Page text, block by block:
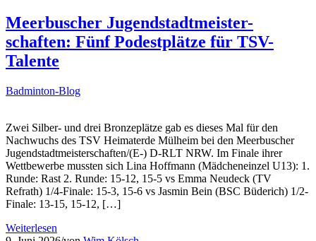
Meerbuscher Jugendstadtmeister-
schaften: Fünf Podestplätze für TSV-
Talente
Badminton-Blog
Zwei Silber- und drei Bronzeplätze gab es dieses Mal für den
Nachwuchs des TSV Heimaterde Mülheim bei den Meerbuscher
Jugendstadtmeisterschaften/(E-) D-RLT NRW. Im Finale ihrer
Wettbewerbe mussten sich Lina Hoffmann (Mädcheneinzel U13): 1.
Runde: Rast 2. Runde: 15-12, 15-5 vs Emma Neudeck (TV
Refrath) 1/4-Finale: 15-3, 15-6 vs Jasmin Bein (BSC Büderich) 1/2-
Finale: 13-15, 15-12, […]
Weiterlesen